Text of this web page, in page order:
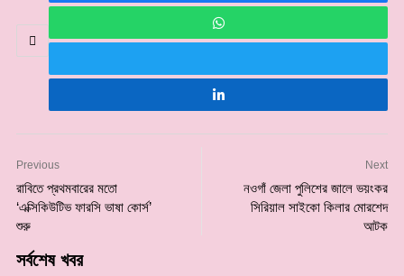
Previous
রাবিতে প্রথমবারের মতো
‘এক্সিকিউটিভ ফারসি ভাষা কোর্স’
শুরু
Next
নওগাঁ জেলা পুলিশের জালে ভয়ংকর
সিরিয়াল সাইকো কিলার মোরশেদ
আটক
সর্বশেষ খবর